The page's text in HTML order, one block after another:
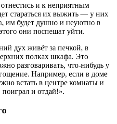
и к неприятным
стараться их выжить — у них
им будет душно и неуютно в
они поспешат уйти.
дух живёт за печкой, в
полках шкафа. Это
разговаривать, что-нибудь у
Например, если в доме
встать в центре комнаты и
и отдай!».